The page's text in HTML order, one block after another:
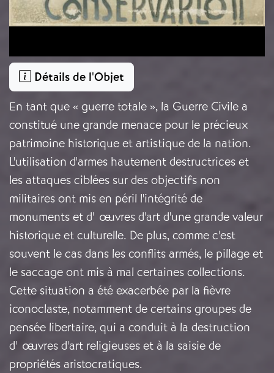
Détails de l'Objet
En tant que « guerre totale », la Guerre Civile a
constitué une grande menace pour le précieux
patrimoine historique et artistique de la nation.
L'utilisation d'armes hautement destructrices et
les attaques ciblées sur des objectifs non
militaires ont mis en péril l'intégrité de
monuments et d'œuvres d'art d'une grande valeur
historique et culturelle. De plus, comme c'est
souvent le cas dans les conflits armés, le pillage et
le saccage ont mis à mal certaines collections.
Cette situation a été exacerbée par la fièvre
iconoclaste, notamment de certains groupes de
pensée libertaire, qui a conduit à la destruction
d'œuvres d'art religieuses et à la saisie de
propriétés aristocratiques.